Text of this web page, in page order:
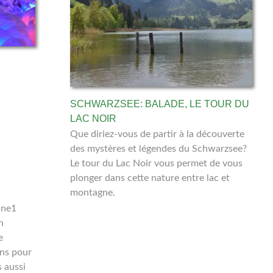
pour
aussi
SCHWARZSEE: BALADE, LE TOUR DU
LAC NOIR
Que diriez-vous de partir à la découverte
des mystères et légendes du Schwarzsee?
Le tour du Lac Noir vous permet de vous
plonger dans cette nature entre lac et
montagne.